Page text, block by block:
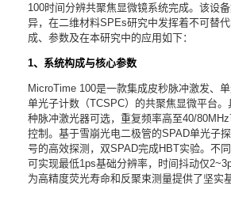
100时间分辨共聚焦显微镜系统完成。该设
异，在二维材料SPEs研究中发挥着不可替
成、参数及在本研究中的应用如下：
1、系统构成与核心参数
MicroTime 100是一款集成皮秒脉冲激发、
单光子计数（TCSPC）的共聚焦显微平台。
种脉冲激光器可选，重复频率高至40/
控制。基于雪崩光电二极管的SPAD单光子
号的高效探测，双SPAD完成HBT实验。不同
可实现最低1ps基础分辨率，时间抖动仅
为高精度荧光寿命和反聚束测量提供了坚实基